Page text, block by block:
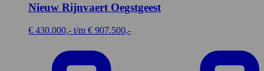
Nieuw Rijnvaert Oegstgeest
€ 430.000,- t/m € 907.500,-